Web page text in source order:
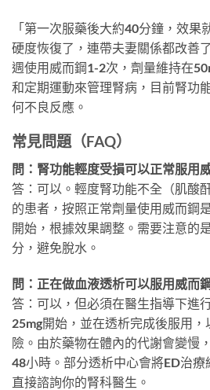
「第一次服藥後大約40分鐘，效
硬度恢復了，連帶夫妻關係都改善
週使用威而鋼1-2次，劑量維持在
和定期運動來管理腎病，目前腎功
何不良反應。
常見問題（FAQ）
問：腎功能輕度受損可以正常服用
答：可以。輕度腎功能不全（肌酸
的患者，按照正常劑量使用威而鋼
開始，根據效果調整。需要注意的
分，避免脫水。
問：正在做血液透析可以服用威而
答：可以，但必須在醫生指導下進
25mg開始，並在透析完成後服用
險。由於藥物在體內的代謝會變慢
48小時。部分透析中心會將ED治
直接諮詢你的腎科醫生。